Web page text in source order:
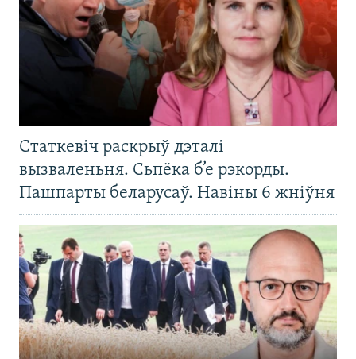
Статкевіч раскрыў дэталі
вызваленьня. Сьпёка б’е рэкорды.
Пашпарты беларусаў. Навіны 6 жніўня